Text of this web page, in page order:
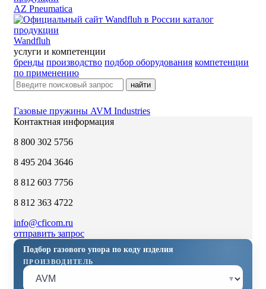
AZ Pneumatica
Wandfluh
услуги и компетенции
бренды производство подбор оборудования компетенции
по применению
найти
Газовые пружины AVM Industries
Контактная информация
8 800 302 5756
8 495 204 3646
8 812 603 7756
8 812 363 4722
info@cficom.ru
отправить запрос
Подбор газового упора по коду изделия
ПРОИЗВОДИТЕЛЬ
▾